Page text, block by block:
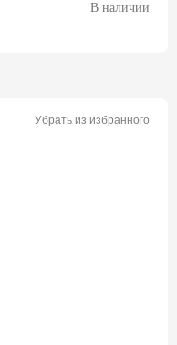
В наличии
Убрать из избранного